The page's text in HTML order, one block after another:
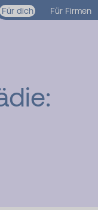
springen
Für dich Für Firmen